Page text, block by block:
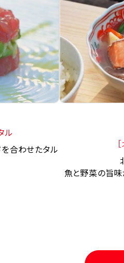
ル
合わせたタル
魚と野菜の旨